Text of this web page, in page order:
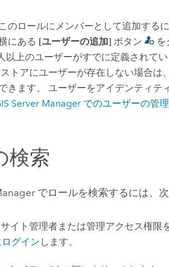
のロールにメンバーとして追加するに
にある [ユーザーの追加] ボタン
を
以上のユーザーがすでに定義されて
トアにユーザーが存在しない場合は
きます。 ユーザーをアイデンティテ
Server Manager でのユーザーの管理
検索
でロールを検索するには、次
イト管理者または管理アクセス権限
グイン します。